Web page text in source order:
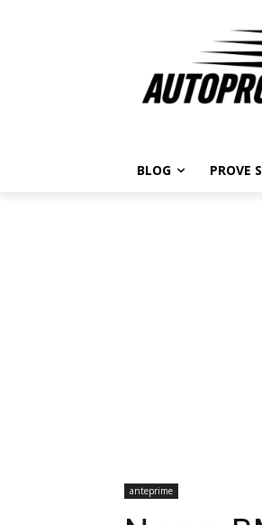
BLOG PROVE
anteprime